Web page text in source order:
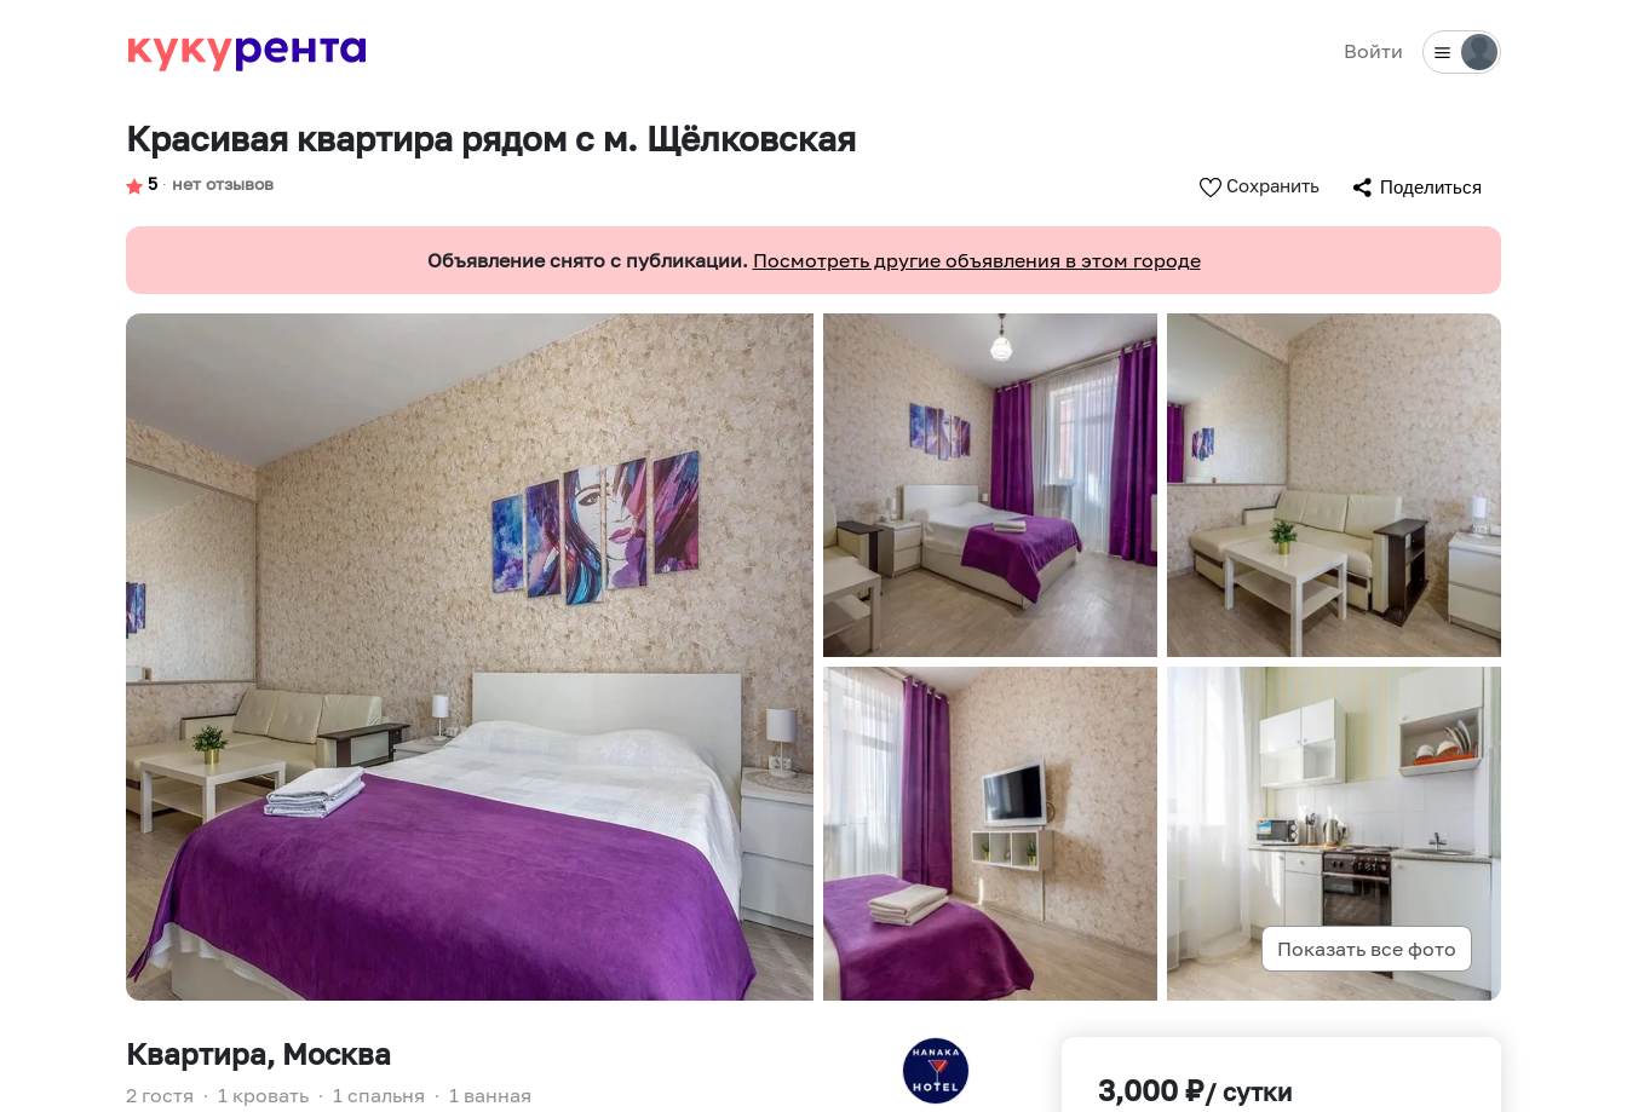
Войти
Красивая квартира рядом с м. Щёлковская
5 ∙ нет отзывов Сохранить Поделиться
Объявление снято с публикации. Посмотреть другие объявления в этом городе
Показать все фото
Квартира, Москва
2 гостя ∙ 1 кровать ∙ 1 спальня ∙ 1 ванная 3,000 ₽/ сутки